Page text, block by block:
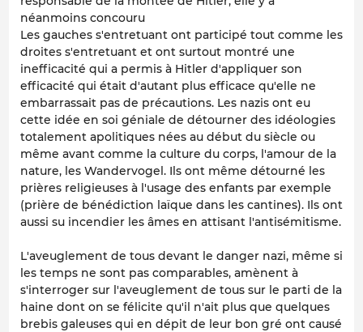
néanmoins concouru
Les gauches s'entretuant ont participé tout comme les
droites s'entretuant et ont surtout montré une
inefficacité qui a permis à Hitler d'appliquer son
efficacité qui était d'autant plus efficace qu'elle ne
embarrassait pas de précautions. Les nazis ont eu
cette idée en soi géniale de détourner des idéologies
totalement apolitiques nées au début du siècle ou
même avant comme la culture du corps, l'amour de la
nature, les Wandervogel. Ils ont même détourné les
prières religieuses à l'usage des enfants par exemple
(prière de bénédiction laïque dans les cantines). Ils ont
aussi su incendier les âmes en attisant l'antisémitisme.
L'aveuglement de tous devant le danger nazi, même si
les temps ne sont pas comparables, amènent à
s'interroger sur l'aveuglement de tous sur le parti de la
haine dont on se félicite qu'il n'ait plus que quelques
brebis galeuses qui en dépit de leur bon gré ont causé